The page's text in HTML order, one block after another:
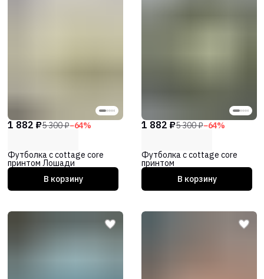
1 882 ₽5 300 ₽−64%
Футболка с cottage core
принтом Лошади
В корзину
1 882 ₽5 300 ₽−64%
Футболка с cottage core
принтом
В корзину